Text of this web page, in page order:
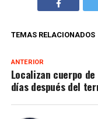
TEMAS RELACIONADOS
ANTERIOR
Localizan cuerpo
días después del